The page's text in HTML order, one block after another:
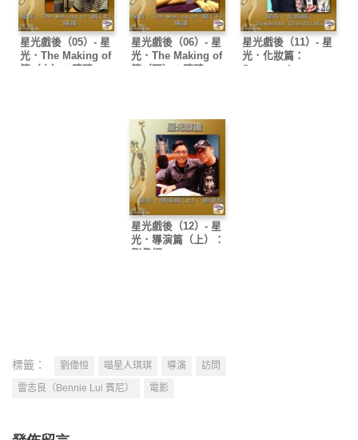
星光戲後（05）- 星
光．The Making of
篇（上）：陳臻
星光戲後（06）- 星
光．The Making of
篇（下）：陳臻
星光戲後（11）- 星
光．化妝篇：
Suwannah
星光戲後（12）- 星
光．導演篇（上）：
劉偉恒
標籤： 劉偉恒 喵星人琪琪 導演
訪問
雷志良（Bennie Lui 賓尼）
電影